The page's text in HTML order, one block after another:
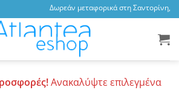
Δωρεάν μεταφορικά στη Σαντορίνη,
Ανακαλύψτε επιλεγμένα